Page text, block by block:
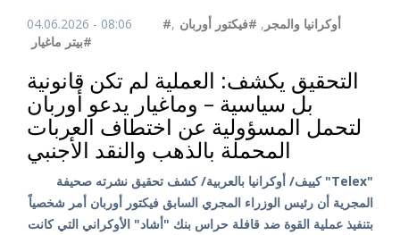
04.06.2026 - 08:06 #أوكرانيا والمجر , #فيكتور أوربان ,
#بيتر ماغيار
التحقيق يكشف: العملية لم تكن قانونية
بل سياسية – وماغيار يدعو أوربان
لتحمل المسؤولية عن اختطاف العربات
المحملة بالذهب والنقد الأجنبي
كييف/ أوكرانيا بالعربية/ كشف تحقيق نشرته صحيفة "Telex"
المجرية أن رئيس الوزراء المجري السابق فيكتور أوربان أمر شخصياً
بتنفيذ عملية القوة ضد قافلة حراس بنك "أشاد" الأوكراني التي كانت